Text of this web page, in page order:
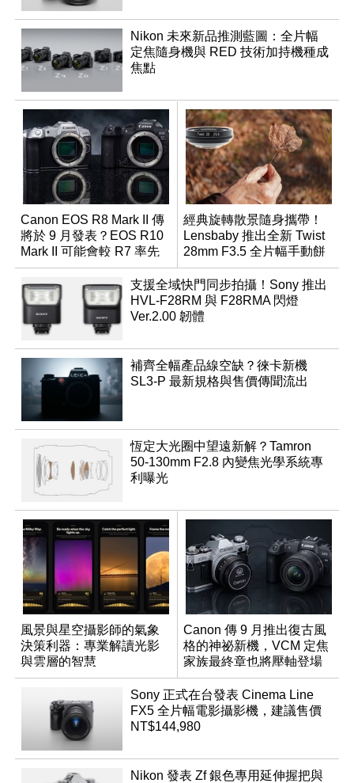
Nikon 未來新品推測藍圖：全片幅
定焦隨身機與 RED 技術加持機種成
焦點
Canon EOS R8 Mark II 傳
將於 9 月發表？EOS R10
Mark II 可能會較 R7 率先
推出
經典旋轉散景隨身攜帶！
Lensbaby 推出全新 Twist
28mm F3.5 全片幅手動餅
乾鏡
支援全域快門同步拍攝！Sony 推出
HVL-F28RM 與 F28RMA 閃燈
Ver.2.00 韌體
補齊全幅產品線空缺？徠卡新機
SL3-P 最新規格與售價傳聞流出
恆定大光圈中望遠新解？Tamron
50-130mm F2.8 內變焦光學系統專
利曝光
風景與星空攝影師的氣象
決策利器：專業解讀光影
與雲層的智慧
App「Atmos」登場
Canon 傳 9 月推出復古風
格的神祕新機，VCM 定焦
家族最終章也將壓軸登場
Sony 正式在台發表 Cinema Line
FX5 全片幅電影攝影機，建議售價
NT$144,980
Nikon 發表 Zf 銀色專用延伸握把與